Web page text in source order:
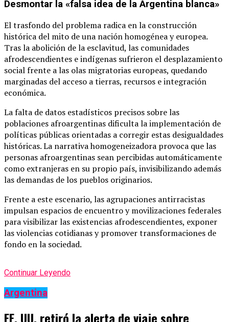
Desmontar la «falsa idea de la Argentina blanca»
El trasfondo del problema radica en la construcción
histórica del mito de una nación homogénea y europea.
Tras la abolición de la esclavitud, las comunidades
afrodescendientes e indígenas sufrieron el desplazamiento
social frente a las olas migratorias europeas, quedando
marginadas del acceso a tierras, recursos e integración
económica.
La falta de datos estadísticos precisos sobre las
poblaciones afroargentinas dificulta la implementación de
políticas públicas orientadas a corregir estas desigualdades
históricas. La narrativa homogeneizadora provoca que las
personas afroargentinas sean percibidas automáticamente
como extranjeras en su propio país, invisibilizando además
las demandas de los pueblos originarios.
Frente a este escenario, las agrupaciones antirracistas
impulsan espacios de encuentro y movilizaciones federales
para visibilizar las existencias afrodescendientes, exponer
las violencias cotidianas y promover transformaciones de
fondo en la sociedad.
Continuar Leyendo
Argentina
EE. UU. retiró la alerta de viaje sobre